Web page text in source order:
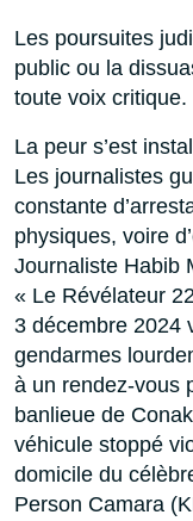
Les poursuites
public ou la
toute voix critique.
La peur s’est
Les journalistes
constante
physiques, voire
Journaliste Habib
« Le Révélateur
3 décembre 2024
gendarmes
à un rendez-vous
banlieue de
véhicule stoppé
domicile du
Person Camara